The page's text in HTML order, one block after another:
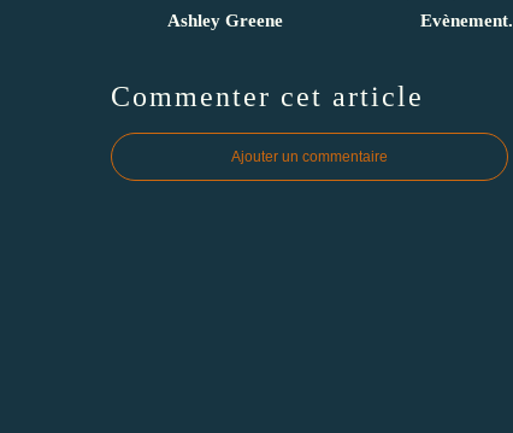
Ashley Greene
Evènement.
Commenter cet article
Ajouter un commentaire